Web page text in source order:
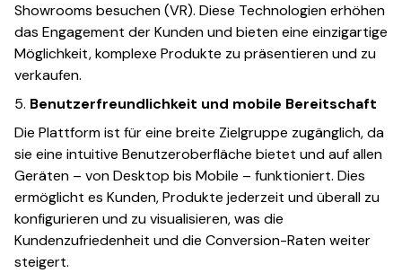
Showrooms besuchen (VR). Diese Technologien erhöhen
das Engagement der Kunden und bieten eine einzigartige
Möglichkeit, komplexe Produkte zu präsentieren und zu
verkaufen.
5. Benutzerfreundlichkeit und mobile Bereitschaft
Die Plattform ist für eine breite Zielgruppe zugänglich, da
sie eine intuitive Benutzeroberfläche bietet und auf allen
Geräten – von Desktop bis Mobile – funktioniert. Dies
ermöglicht es Kunden, Produkte jederzeit und überall zu
konfigurieren und zu visualisieren, was die
Kundenzufriedenheit und die Conversion-Raten weiter
steigert.